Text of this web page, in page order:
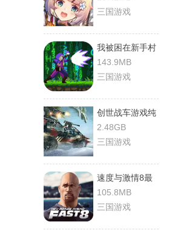
三国游戏
我被困在新手村
了游戏官方最新
版
143.9MB
三国游戏
创世战车游戏纯
净最新版
2.48GB
三国游戏
速度与激情8最
新版
105.8MB
三国游戏